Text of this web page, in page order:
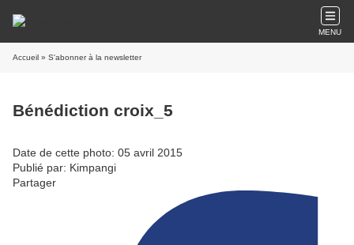
MENU
Accueil » S'abonner à la newsletter
Bénédiction croix_5
Date de cette photo: 05 avril 2015
Publié par: Kimpangi
Partager